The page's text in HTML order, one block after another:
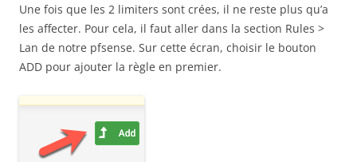
Une fois que les 2 limiters sont crées, il ne reste plus qu’a
les affecter. Pour cela, il faut aller dans la section Rules >
Lan de notre pfsense. Sur cette écran, choisir le bouton
ADD pour ajouter la règle en premier.